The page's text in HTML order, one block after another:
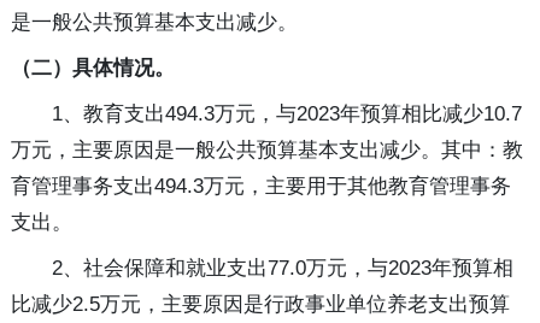
是一般公共预算基本支出减少。
（二）具体情况。
1、教育支出494.3万元，与2023年预算相比减少10.7
万元，主要原因是一般公共预算基本支出减少。其中：教
育管理事务支出494.3万元，主要用于其他教育管理事务
支出。
2、社会保障和就业支出77.0万元，与2023年预算相
比减少2.5万元，主要原因是行政事业单位养老支出预算